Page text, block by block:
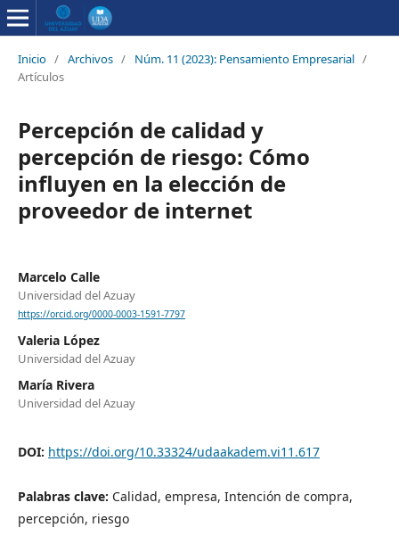
Inicio / Archivos / Núm. 11 (2023): Pensamiento Empresarial /
Artículos
Percepción de calidad y
percepción de riesgo: Cómo
influyen en la elección de
proveedor de internet
Marcelo Calle
Universidad del Azuay
https://orcid.org/0000-0003-1591-7797
Valeria López
Universidad del Azuay
María Rivera
Universidad del Azuay
DOI: https://doi.org/10.33324/udaakadem.vi11.617
Palabras clave: Calidad, empresa, Intención de compra,
percepción, riesgo